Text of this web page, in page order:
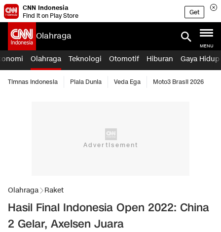
CNN Indonesia
Find it on Play Store
Get
Olahraga
MENU
Olahraga Teknologi Otomotif Hiburan Gaya Hidup
Timnas Indonesia Piala Dunia Veda Ega Moto3 Brasil 2026
Olahraga Raket
Hasil Final Indonesia Open 2022: China
2 Gelar, Axelsen Juara